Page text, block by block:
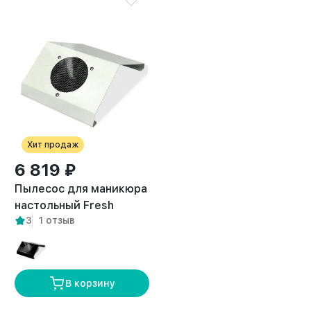
Хит продаж
6 819 ₽
Пылесос для маникюра
настольный Fresh
белый
3 1 отзыв
В корзину